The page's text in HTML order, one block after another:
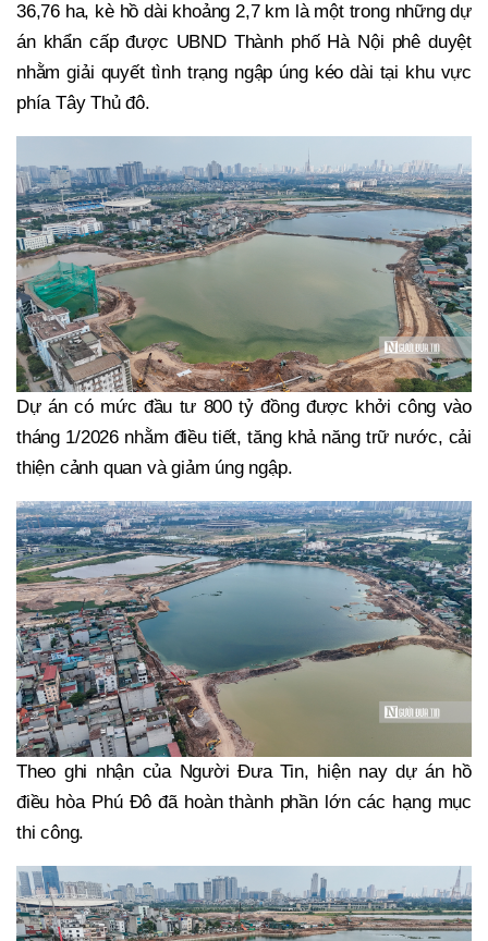
36,76 ha, kè hồ dài khoảng 2,7 km là một trong những dự
án khẩn cấp được UBND Thành phố Hà Nội phê duyệt
nhằm giải quyết tình trạng ngập úng kéo dài tại khu vực
phía Tây Thủ đô.
Dự án có mức đầu tư 800 tỷ đồng được khởi công vào
tháng 1/2026 nhằm điều tiết, tăng khả năng trữ nước, cải
thiện cảnh quan và giảm úng ngập.
Theo ghi nhận của Người Đưa Tin, hiện nay dự án hồ
điều hòa Phú Đô đã hoàn thành phần lớn các hạng mục
thi công.